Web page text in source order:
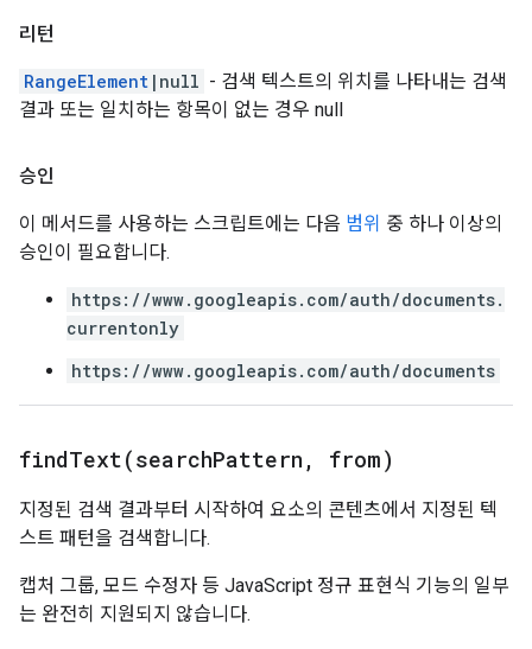
리턴
RangeElement |null - 검색 텍스트의 위치를 나타내는 검색
결과 또는 일치하는 항목이 없는 경우 null
승인
이 메서드를 사용하는 스크립트에는 다음 범위 중 하나 이상의
승인이 필요합니다.
https://www.googleapis.com/auth/documents.
currentonly
https://www.googleapis.com/auth/documents
findText(searchPattern , from)
지정된 검색 결과부터 시작하여 요소의 콘텐츠에서 지정된 텍
스트 패턴을 검색합니다.
캡처 그룹, 모드 수정자 등 JavaScript 정규 표현식 기능의 일부
는 완전히 지원되지 않습니다.